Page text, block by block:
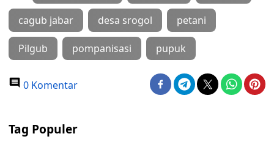
cagub jabar desa srogol petani
Pilgub pompanisasi pupuk
0 Komentar
Tag Populer